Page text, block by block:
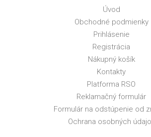
Úvod
Obchodné podmienky
Prihlásenie
Registrácia
Nákupný košík
Kontakty
Platforma RSO
Reklamačný formulár
Formulár na odstúpenie od
Ochrana osobných